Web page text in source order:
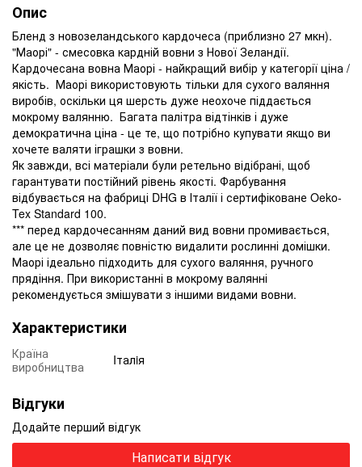
Опис
Бленд з новозеландського кардочеса (приблизно 27 мкн).
"Маорі" - смесовка кардній вовни з Нової Зеландії.
Кардочесана вовна Маорі - найкращий вибір у категорії ціна /
якість. Маорі використовують тільки для сухого валяння
виробів, оскільки ця шерсть дуже неохоче піддається
мокрому валянню. Багата палітра відтінків і дуже
демократична ціна - це те, що потрібно купувати якщо ви
хочете валяти іграшки з вовни.
Як завжди, всі матеріали були ретельно відібрані, щоб
гарантувати постійний рівень якості. Фарбування
відбувається на фабриці DHG в Італії і сертифіковане Oeko-
Tex Standard 100.
*** перед кардочесанням даний вид вовни промивається,
але це не дозволяє повністю видалити рослинні домішки.
Маорі ідеально підходить для сухого валяння, ручного
прядіння. При використанні в мокрому валянні
рекомендується змішувати з іншими видами вовни.
Характеристики
Країна
виробництва
Iталiя
Відгуки
Додайте перший відгук
Написати відгук